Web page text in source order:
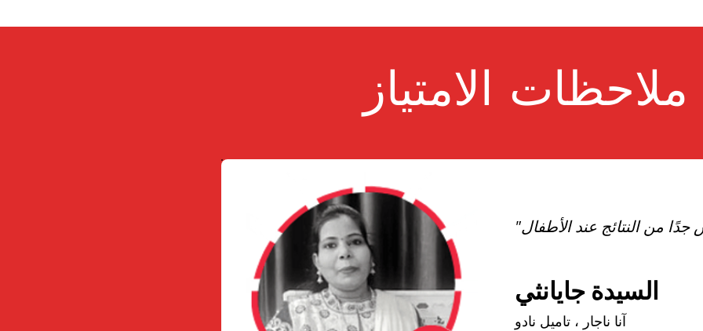
ملاحظات الامتياز
السيدة جايانثي
آنا ناجار ، تاميل نادو